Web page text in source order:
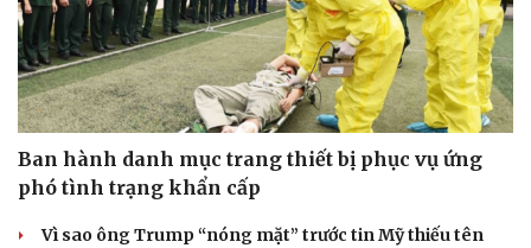
Ban hành danh mục trang thiết bị phục vụ ứng
phó tình trạng khẩn cấp
Vì sao ông Trump “nóng mặt” trước tin Mỹ thiếu tên